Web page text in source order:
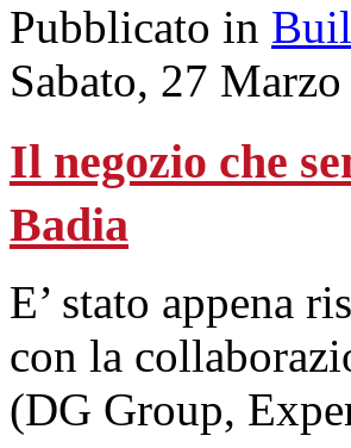
Pubblicato in
Sabato, 27
Il negozio che
Badia
E’ stato appena
con la
(DG Group,